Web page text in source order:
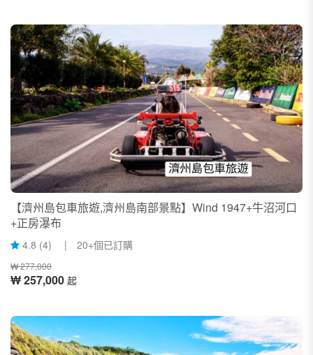
【濟州島包車旅遊,濟州島南部景點】Wind 1947+牛沼河口
+正房瀑布
4.8 (4) | 20+個已訂購
₩ 277,000
₩ 257,000 起